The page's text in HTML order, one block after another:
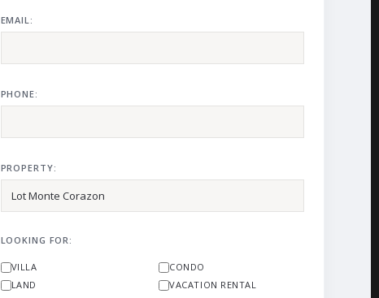
EMAIL:
PHONE:
PROPERTY:
LOOKING FOR:
VILLA
CONDO
LAND
VACATION RENTAL